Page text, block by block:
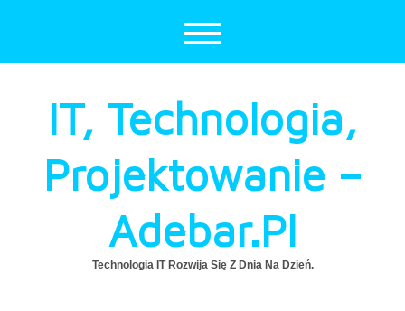
IT, Technologia,
Projektowanie –
Adebar.pl
Technologia IT Rozwija Się Z Dnia Na Dzień.